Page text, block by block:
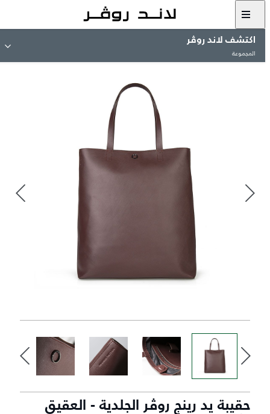
اكتشف لاند روڤر
المجموعة
حقيبة يد رينج روڤر الجلدية - العقيق